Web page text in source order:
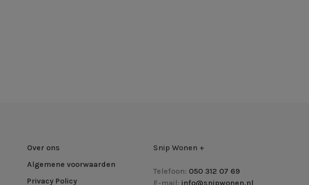
Over ons
Algemene voorwaarden
Privacy Policy
Snip Wonen +
Telefoon: 050 312 07 69
E-mail: info@snipwonen.nl